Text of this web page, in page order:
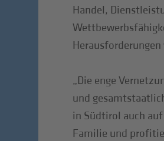
Handel,
„Die enge
und
in Südtirol auch
Familie und